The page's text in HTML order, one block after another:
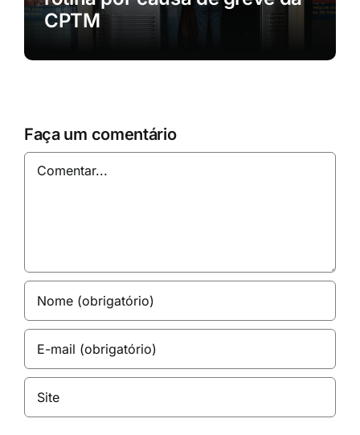
CPTM
Faça um comentário
Comentar